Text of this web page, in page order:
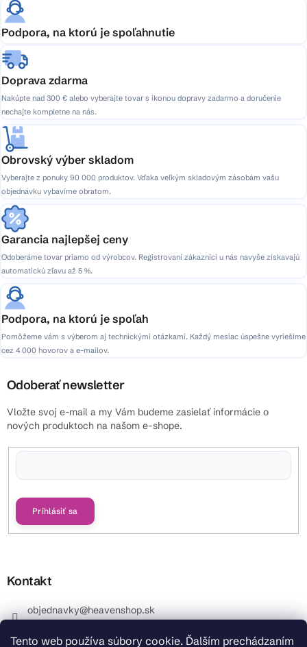
Tento web používa súbory cookie. Ďalším prechádzaním
Podpora, na ktorú je spoľahnutie
Doprava zdarma
Nakúpte nad 300 € alebo vyberajte tovar s ikonou dopravy zadarmo a doručenie
nechajte kompletne na nás.
Obrovský výber skladom
Vyberajte z ponuky 90 000 produktov. Vďaka veľkým skladovým zásobám vašu
objednávku vybavíme obratom.
Garancia najlepšej ceny
Odoberáme tovar priamo od výrobcov. Registrovaní zákazníci u nás navyše získavajú
automatickú zľavu až 5 %.
Podpora, na ktorú je spoľah
Pomôžeme vám s výberom aj technickými otázkami. Každý mesiac úspešne vyriešime
cez 4 000 hovorov a e-mailov.
Odoberať newsletter
Vložte svoj e-mail a my Vám budeme zasielať informácie o
nových produktoch na našom e-shope.
Prihlásiť sa
Kontakt
objednavky@heavenshop.sk
_Info objednávky : +421 914 399 399 Pracovné dni od